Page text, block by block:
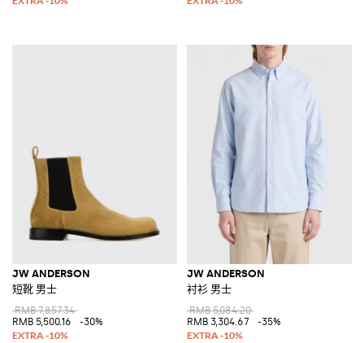
JW ANDERSON
短靴 男士
RMB 7,857.34
RMB 5,500.16
-30%
JW ANDERSON
衬衫 男士
RMB 5,084.20
RMB 3,304.67
-35%